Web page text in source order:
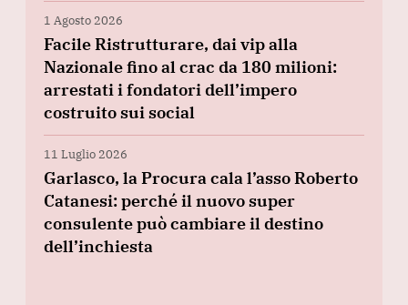
1 Agosto 2026
Facile Ristrutturare, dai vip alla
Nazionale fino al crac da 180 milioni:
arrestati i fondatori dell’impero
costruito sui social
11 Luglio 2026
Garlasco, la Procura cala l’asso Roberto
Catanesi: perché il nuovo super
consulente può cambiare il destino
dell’inchiesta